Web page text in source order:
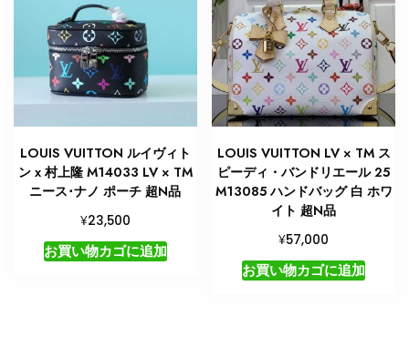
LOUIS VUITTON ルイヴィト
ン x 村上隆 M14033 LV × TM
ニース･ナノ ポーチ 超N品
¥23,500
お買い物カゴに追加
LOUIS VUITTON LV × TM ス
ピーディ・バンドリエール 25
M13085 ハンドバッグ 白 ホワ
イト 超N品
¥57,000
お買い物カゴに追加